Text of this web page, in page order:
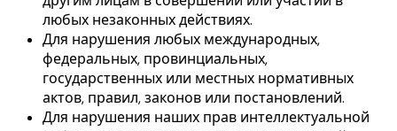
любых незаконных действиях.
Для нарушения любых международных,
федеральных, провинциальных,
государственных или местных нормативных
актов, правил, законов или постановлений.
Для нарушения наших прав интеллектуальной